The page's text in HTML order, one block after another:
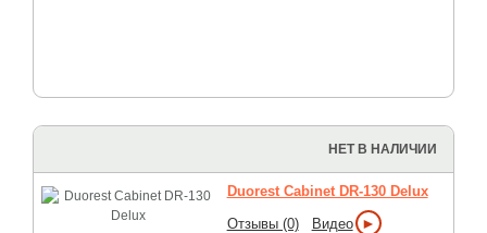
НЕТ В НАЛИЧИИ
Duorest Cabinet DR-130 Delux
Отзывы (0)
Видео ►